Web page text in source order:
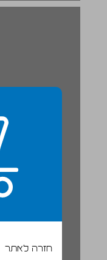
חזרה לאתר